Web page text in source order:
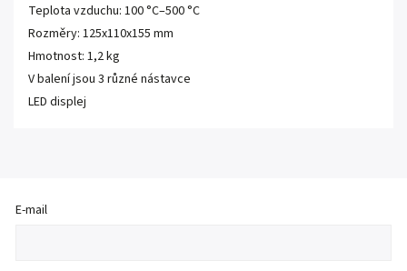
Teplota vzduchu: 100 °C–500 °C
Rozměry: 125x110x155 mm
Hmotnost: 1,2 kg
V balení jsou 3 různé nástavce
LED displej
E-mail